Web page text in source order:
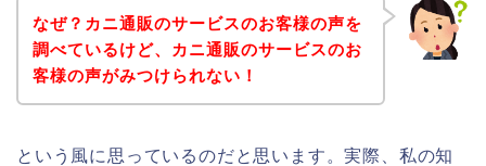
なぜ？カニ通販のサービスのお客様の声を
調べているけど、カニ通販のサービスのお
客様の声がみつけられない！
という風に思っているのだと思います。実際、私の知